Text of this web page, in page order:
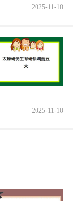
2025-11-10
2025-11-10